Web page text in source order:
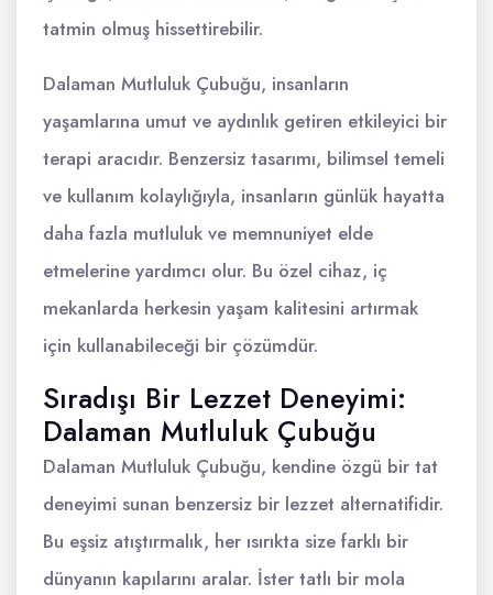
tatmin olmuş hissettirebilir.
Dalaman Mutluluk Çubuğu, insanların
yaşamlarına umut ve aydınlık getiren etkileyici bir
terapi aracıdır. Benzersiz tasarımı, bilimsel temeli
ve kullanım kolaylığıyla, insanların günlük hayatta
daha fazla mutluluk ve memnuniyet elde
etmelerine yardımcı olur. Bu özel cihaz, iç
mekanlarda herkesin yaşam kalitesini artırmak
için kullanabileceği bir çözümdür.
Sıradışı Bir Lezzet Deneyimi:
Dalaman Mutluluk Çubuğu
Dalaman Mutluluk Çubuğu, kendine özgü bir tat
deneyimi sunan benzersiz bir lezzet alternatifidir.
Bu eşsiz atıştırmalık, her ısırıkta size farklı bir
dünyanın kapılarını aralar. İster tatlı bir mola